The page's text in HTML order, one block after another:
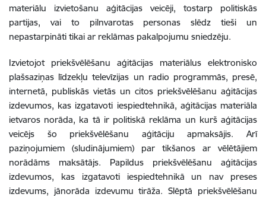
materiālu izvietošanu aģitācijas veicēji, tostarp politiskās
partijas, vai to pilnvarotas personas slēdz tieši un
nepastarpināti tikai ar reklāmas pakalpojumu sniedzēju.
Izvietojot priekšvēlēšanu aģitācijas materiālus elektronisko
plašsaziņas līdzekļu televīzijas un radio programmās, presē,
internetā, publiskās vietās un citos priekšvēlēšanu aģitācijas
izdevumos, kas izgatavoti iespiedtehnikā, aģitācijas materiāla
ietvaros norāda, ka tā ir politiskā reklāma un kurš aģitācijas
veicējs šo priekšvēlēšanu aģitāciju apmaksājis. Arī
paziņojumiem (sludinājumiem) par tikšanos ar vēlētājiem
norādāms maksātājs. Papildus priekšvēlēšanu aģitācijas
izdevumos, kas izgatavoti iespiedtehnikā un nav preses
izdevums, jānorāda izdevumu tirāža. Slēptā priekšvēlēšanu